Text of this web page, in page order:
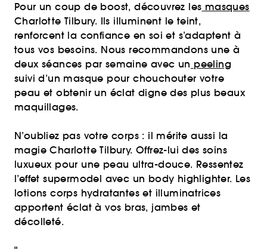
Pour un coup de boost, découvrez les masques
Charlotte Tilbury. Ils illuminent le teint,
renforcent la confiance en soi et s’adaptent à
tous vos besoins. Nous recommandons une à
deux séances par semaine avec un peeling
suivi d’un masque pour chouchouter votre
peau et obtenir un éclat digne des plus beaux
maquillages.
N’oubliez pas votre corps : il mérite aussi la
magie Charlotte Tilbury. Offrez-lui des soins
luxueux pour une peau ultra-douce. Ressentez
l’effet supermodel avec un body highlighter. Les
lotions corps hydratantes et illuminatrices
apportent éclat à vos bras, jambes et
décolleté.